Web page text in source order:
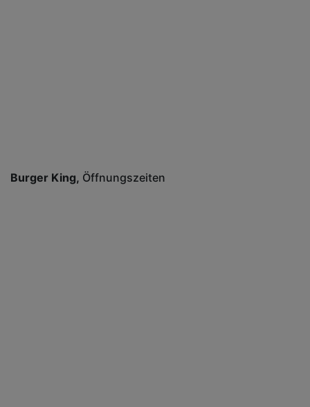
Burger King Öffnungszeiten